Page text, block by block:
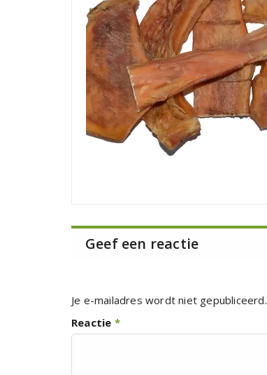
Geef een reactie
Je e-mailadres wordt niet gepubliceerd.
Reactie *